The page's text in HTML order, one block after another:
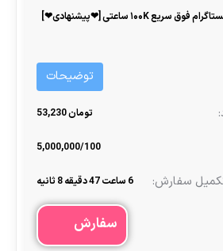
🔹لایک میکس اینستاگرام فوق‌ سریع ۱۰۰K ساعتی [❤پیشنهادی❤]
توضیحات
تومان 53,230
5,000,000/100
6 ساعت 47 دقیقه 8 ثانیه
سفارش